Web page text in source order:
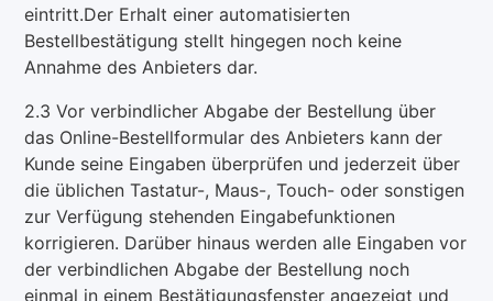
eintritt.Der Erhalt einer automatisierten
Bestellbestätigung stellt hingegen noch keine
Annahme des Anbieters dar.
2.3 Vor verbindlicher Abgabe der Bestellung über
das Online-Bestellformular des Anbieters kann der
Kunde seine Eingaben überprüfen und jederzeit über
die üblichen Tastatur-, Maus-, Touch- oder sonstigen
zur Verfügung stehenden Eingabefunktionen
korrigieren. Darüber hinaus werden alle Eingaben vor
der verbindlichen Abgabe der Bestellung noch
einmal in einem Bestätigungsfenster angezeigt und